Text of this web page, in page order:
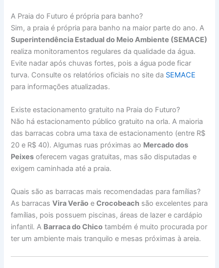
A Praia do Futuro é própria para banho?
Sim, a praia é própria para banho na maior parte do ano. A
Superintendência Estadual do Meio Ambiente (SEMACE)
realiza monitoramentos regulares da qualidade da água.
Evite nadar após chuvas fortes, pois a água pode ficar
turva. Consulte os relatórios oficiais no site da SEMACE
para informações atualizadas.
Existe estacionamento gratuito na Praia do Futuro?
Não há estacionamento público gratuito na orla. A maioria
das barracas cobra uma taxa de estacionamento (entre R$
20 e R$ 40). Algumas ruas próximas ao Mercado dos
Peixes oferecem vagas gratuitas, mas são disputadas e
exigem caminhada até a praia.
Quais são as barracas mais recomendadas para famílias?
As barracasVira Verão eCrocobeach são excelentes para
famílias, pois possuem piscinas, áreas de lazer e cardápio
infantil. A Barraca do Chico também é muito procurada por
ter um ambiente mais tranquilo e mesas próximas à areia.